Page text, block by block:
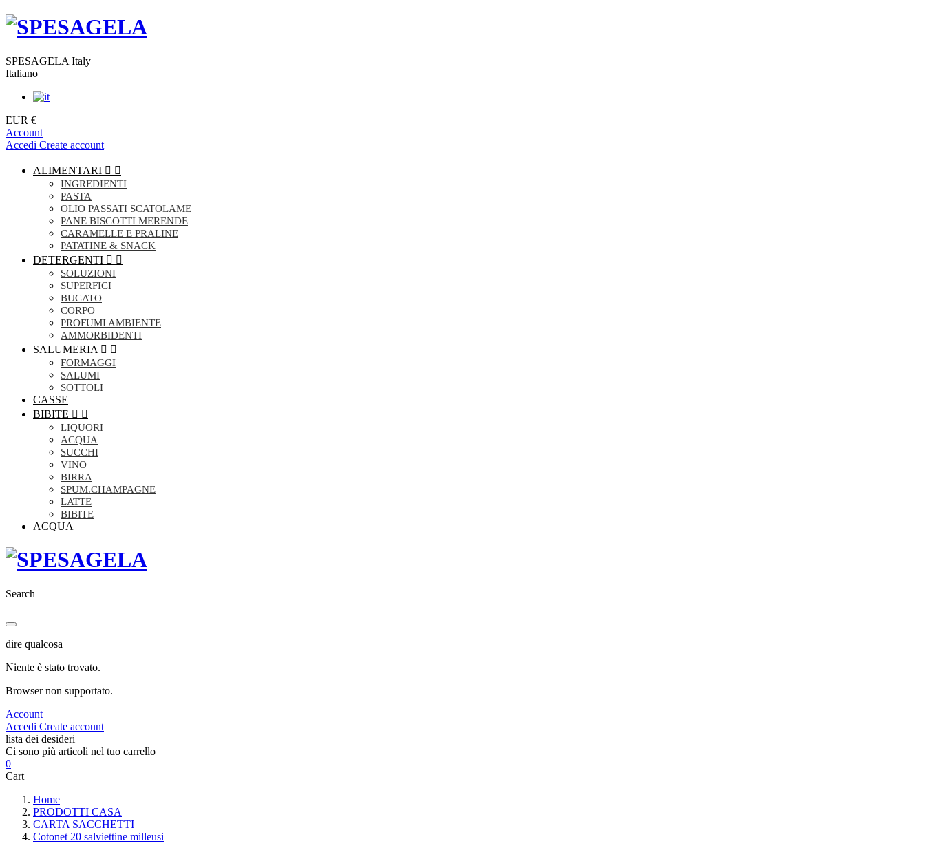
SPESAGELA Italy
Italiano
EUR €
Account
Accedi Create account
ALIMENTARI  
INGREDIENTI
PASTA
OLIO PASSATI SCATOLAME
PANE BISCOTTI MERENDE
CARAMELLE E PRALINE
PATATINE & SNACK
DETERGENTI  
SOLUZIONI
SUPERFICI
BUCATO
CORPO
PROFUMI AMBIENTE
AMMORBIDENTI
SALUMERIA  
FORMAGGI
SALUMI
SOTTOLI
CASSE
BIBITE  
LIQUORI
ACQUA
SUCCHI
VINO
BIRRA
SPUM.CHAMPAGNE
LATTE
BIBITE
ACQUA
Search
dire qualcosa
Niente è stato trovato.
Browser non supportato.
Account
Accedi Create account
lista dei desideri
Ci sono più articoli nel tuo carrello
0
Cart
Home
PRODOTTI CASA
CARTA SACCHETTI
Cotonet 20 salviettine milleusi